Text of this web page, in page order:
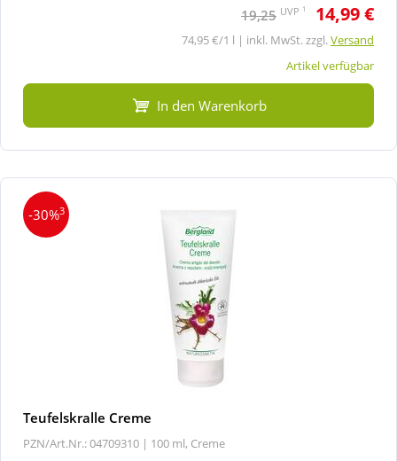
19,25 UVP 1 14,99 €
74,95 €/1 l | inkl. MwSt. zzgl.Versand
Artikel verfügbar
In den Warenkorb
-30%3
Teufelskralle Creme
PZN/Art.Nr.: 04709310 | 100 ml, Creme